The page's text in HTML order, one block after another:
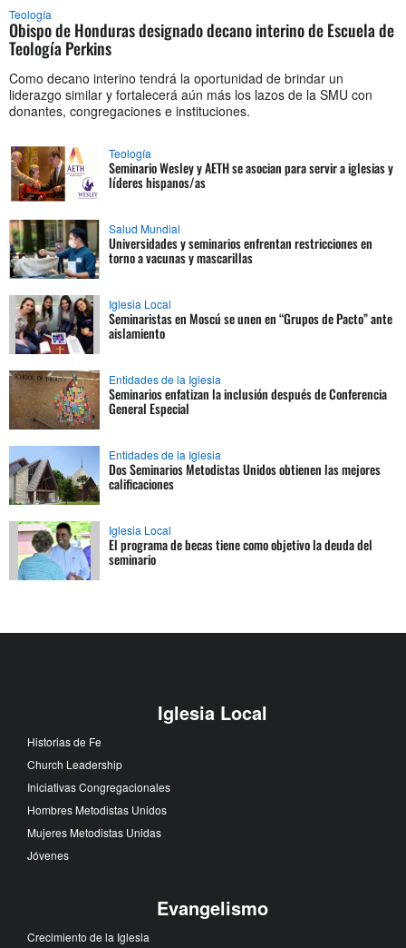
Teología
Obispo de Honduras designado decano interino de Escuela de
Teología Perkins
Como decano interino tendrá la oportunidad de brindar un
liderazgo similar y fortalecerá aún más los lazos de la SMU con
donantes, congregaciones e instituciones.
Teología
Seminario Wesley y AETH se asocian para servir a iglesias y
líderes hispanos/as
Salud Mundial
Universidades y seminarios enfrentan restricciones en
torno a vacunas y mascarillas
Iglesia Local
Seminaristas en Moscú se unen en “Grupos de Pacto” ante
aislamiento
Entidades de la Iglesia
Seminarios enfatizan la inclusión después de Conferencia
General Especial
Entidades de la Iglesia
Dos Seminarios Metodistas Unidos obtienen las mejores
calificaciones
Iglesia Local
El programa de becas tiene como objetivo la deuda del
seminario
Iglesia Local
Historias de Fe
Church Leadership
Iniciativas Congregacionales
Hombres Metodistas Unidos
Mujeres Metodistas Unidas
Jóvenes
Evangelismo
Crecimiento de la Iglesia